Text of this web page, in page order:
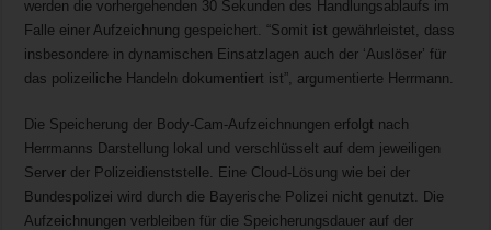
werden die vorhergehenden 30 Sekunden des Handlungsablaufs im
Falle einer Aufzeichnung gespeichert. “Somit ist gewährleistet, dass
insbesondere in dynamischen Einsatzlagen auch der ‘Auslöser’ für
das polizeiliche Handeln dokumentiert ist”, argumentierte Herrmann.
Die Speicherung der Body-Cam-Aufzeichnungen erfolgt nach
Herrmanns Darstellung lokal und verschlüsselt auf dem jeweiligen
Server der Polizeidienststelle. Eine Cloud-Lösung wie bei der
Bundespolizei wird durch die Bayerische Polizei nicht genutzt. Die
Aufzeichnungen verbleiben für die Speicherungsdauer auf der